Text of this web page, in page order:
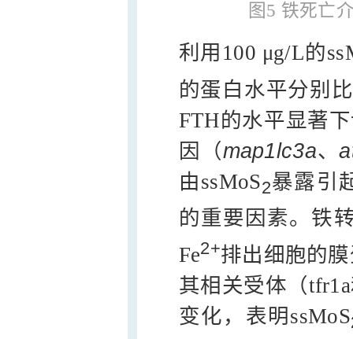
图5 铁死亡
利用100 μg/L的
的蛋白水平分别
FTH的水平显著
因（map1lc3a、
由ssMoS2暴露引
的重要因素。铁
Fe2+排出细胞的
其相关受体（
变化，表明ssMoS